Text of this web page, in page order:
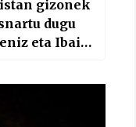
gizonek
dugu
eta Ibai